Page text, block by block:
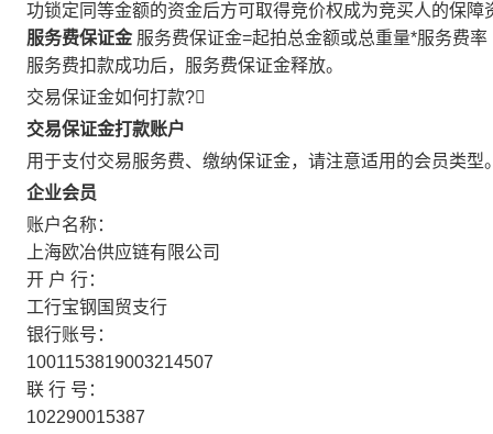
功锁定同等金额的资金后方可取得竞价权成为竞买人的保障
服务费保证金 服务费保证金=起拍总金额或总重量*服务费率
服务费扣款成功后，服务费保证金释放。
交易保证金如何打款?
交易保证金打款账户
用于支付交易服务费、缴纳保证金，请注意适用的会员类型
企业会员
账户名称：
上海欧冶供应链有限公司
开 户 行：
工行宝钢国贸支行
银行账号：
1001153819003214507
联 行 号：
102290015387